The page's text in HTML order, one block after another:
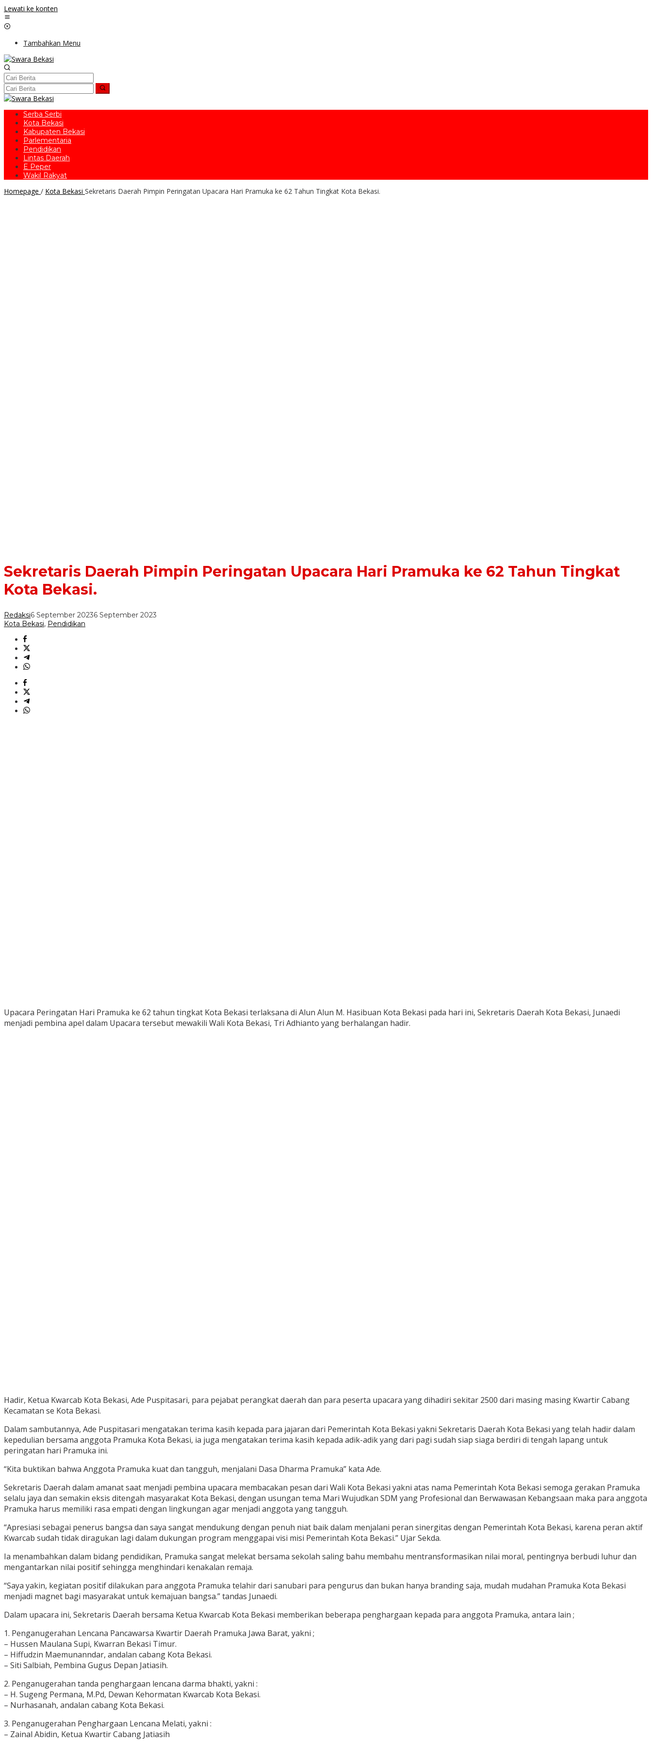
Lewati ke konten
Tambahkan Menu
Serba Serbi
Kota Bekasi
Kabupaten Bekasi
Parlementaria
Pendidikan
Lintas Daerah
E Peper
Wakil Rakyat
Homepage / Kota Bekasi Sekretaris Daerah Pimpin Peringatan Upacara Hari Pramuka ke 62 Tahun Tingkat Kota Bekasi.
Sekretaris Daerah Pimpin Peringatan Upacara Hari Pramuka ke 62 Tahun Tingkat
Kota Bekasi.
Redaksi6 September 20236 September 2023
Kota Bekasi, Pendidikan
Upacara Peringatan Hari Pramuka ke 62 tahun tingkat Kota Bekasi terlaksana di Alun Alun M. Hasibuan Kota Bekasi pada hari ini, Sekretaris Daerah Kota Bekasi, Junaedi
menjadi pembina apel dalam Upacara tersebut mewakili Wali Kota Bekasi, Tri Adhianto yang berhalangan hadir.
Hadir, Ketua Kwarcab Kota Bekasi, Ade Puspitasari, para pejabat perangkat daerah dan para peserta upacara yang dihadiri sekitar 2500 dari masing masing Kwartir Cabang
Kecamatan se Kota Bekasi.
Dalam sambutannya, Ade Puspitasari mengatakan terima kasih kepada para jajaran dari Pemerintah Kota Bekasi yakni Sekretaris Daerah Kota Bekasi yang telah hadir dalam
kepedulian bersama anggota Pramuka Kota Bekasi, ia juga mengatakan terima kasih kepada adik-adik yang dari pagi sudah siap siaga berdiri di tengah lapang untuk
peringatan hari Pramuka ini.
“Kita buktikan bahwa Anggota Pramuka kuat dan tangguh, menjalani Dasa Dharma Pramuka” kata Ade.
Sekretaris Daerah dalam amanat saat menjadi pembina upacara membacakan pesan dari Wali Kota Bekasi yakni atas nama Pemerintah Kota Bekasi semoga gerakan Pramuka
selalu jaya dan semakin eksis ditengah masyarakat Kota Bekasi, dengan usungan tema Mari Wujudkan SDM yang Profesional dan Berwawasan Kebangsaan maka para anggota
Pramuka harus memiliki rasa empati dengan lingkungan agar menjadi anggota yang tangguh.
“Apresiasi sebagai penerus bangsa dan saya sangat mendukung dengan penuh niat baik dalam menjalani peran sinergitas dengan Pemerintah Kota Bekasi, karena peran aktif
Kwarcab sudah tidak diragukan lagi dalam dukungan program menggapai visi misi Pemerintah Kota Bekasi.” Ujar Sekda.
Ia menambahkan dalam bidang pendidikan, Pramuka sangat melekat bersama sekolah saling bahu membahu mentransformasikan nilai moral, pentingnya berbudi luhur dan
mengantarkan nilai positif sehingga menghindari kenakalan remaja.
“Saya yakin, kegiatan positif dilakukan para anggota Pramuka telahir dari sanubari para pengurus dan bukan hanya branding saja, mudah mudahan Pramuka Kota Bekasi
menjadi magnet bagi masyarakat untuk kemajuan bangsa.” tandas Junaedi.
Dalam upacara ini, Sekretaris Daerah bersama Ketua Kwarcab Kota Bekasi memberikan beberapa penghargaan kepada para anggota Pramuka, antara lain ;
1. Penganugerahan Lencana Pancawarsa Kwartir Daerah Pramuka Jawa Barat, yakni ;
– Hussen Maulana Supi, Kwarran Bekasi Timur.
– Hiffudzin Maemunanndar, andalan cabang Kota Bekasi.
– Siti Salbiah, Pembina Gugus Depan Jatiasih.
2. Penganugerahan tanda penghargaan lencana darma bhakti, yakni :
– H. Sugeng Permana, M.Pd, Dewan Kehormatan Kwarcab Kota Bekasi.
– Nurhasanah, andalan cabang Kota Bekasi.
3. Penganugerahan Penghargaan Lencana Melati, yakni :
– Zainal Abidin, Ketua Kwartir Cabang Jatiasih